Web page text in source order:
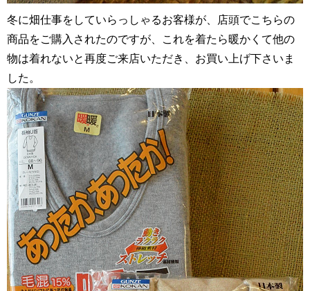
冬に畑仕事をしていらっしゃるお客様が、店頭でこちらの
商品をご購入されたのですが、これを着たら暖かくて他の
物は着れないと再度ご来店いただき、お買い上げ下さいま
した。